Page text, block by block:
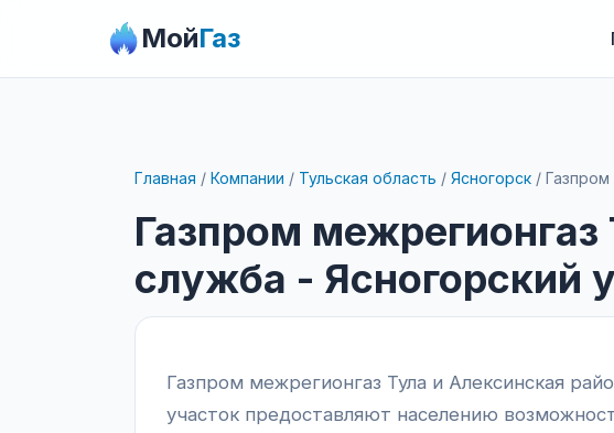
МойГаз
Главная / Компании / Тульская область / Ясногорск / Газпром
Газпром
служба - Ясногорский
Газпром межрегионгаз Тула и Алексинская
участок предоставляют населению